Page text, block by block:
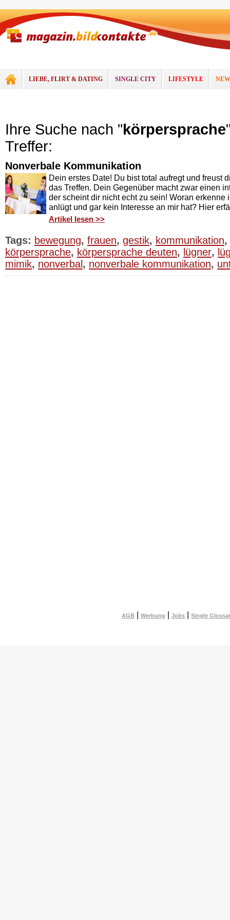
LIEBE, FLIRT & DATING SINGLE CITY LIFESTYLE
Ihre Suche nach "körpersprache
Treffer:
Nonverbale Kommunikation
Dein erstes Date! Du bist total aufregt und freust
das Treffen. Dein Gegenüber macht zwar einen
der scheint dir nicht echt zu sein! Woran erkenne
anlügt und gar kein Interesse an mir hat? Hier
Artikel lesen >>
Tags: bewegung, frauen, gestik, kommunikation,
körpersprache, körpersprache deuten, lügner,
mimik, nonverbal , nonverbale kommunikation,
AGB Werbung Jobs Single Glossar